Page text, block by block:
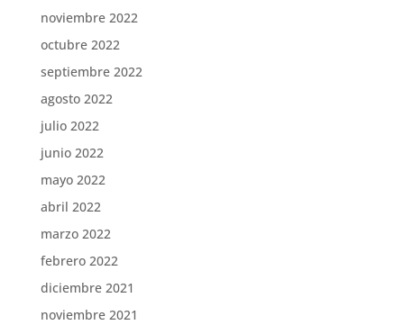
noviembre 2022
octubre 2022
septiembre 2022
agosto 2022
julio 2022
junio 2022
mayo 2022
abril 2022
marzo 2022
febrero 2022
diciembre 2021
noviembre 2021